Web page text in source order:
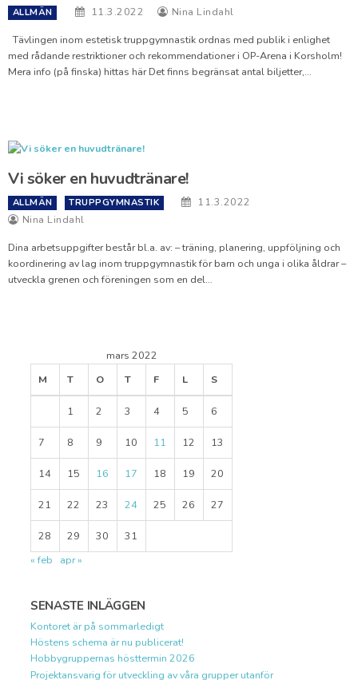
ALLMÄN 11.3.2022 Nina Lindahl
Tävlingen inom estetisk truppgymnastik ordnas med publik i enlighet
med rådande restriktioner och rekommendationer i OP-Arena i Korsholm!
Mera info (på finska) hittas här Det finns begränsat antal biljetter,…
Vi söker en huvudtränare!
ALLMÄN TRUPPGYMNASTIK
11.3.2022
Nina Lindahl
Dina arbetsuppgifter består bl.a. av: – träning, planering, uppföljning och
koordinering av lag inom truppgymnastik för barn och unga i olika åldrar –
utveckla grenen och föreningen som en del…
mars 2022
M
T O T F L S
1 2 3 4 5 6
7 8 9 10 11 12 13
14 15 16 17 18 19 20
21 22 23 24 25 26 27
28 29 30
31
« feb
apr »
SENASTE INLÄGGEN
Kontoret är på sommarledigt
Höstens schema är nu publicerat!
Hobbygruppernas hösttermin 2026
Projektansvarig för utveckling av våra grupper utanför